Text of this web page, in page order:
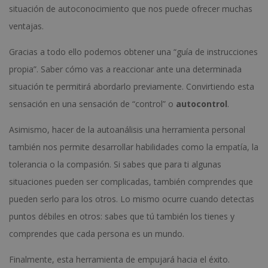
situación de autoconocimiento que nos puede ofrecer muchas
ventajas.
Gracias a todo ello podemos obtener una “guía de instrucciones
propia”. Saber cómo vas a reaccionar ante una determinada
situación te permitirá abordarlo previamente. Convirtiendo esta
sensación en una sensación de “control” o autocontrol.
Asimismo, hacer de la autoanálisis una herramienta personal
también nos permite desarrollar habilidades como la empatía, la
tolerancia o la compasión. Si sabes que para ti algunas
situaciones pueden ser complicadas, también comprendes que
pueden serlo para los otros. Lo mismo ocurre cuando detectas
puntos débiles en otros: sabes que tú también los tienes y
comprendes que cada persona es un mundo.
Finalmente, esta herramienta de empujará hacia el éxito.